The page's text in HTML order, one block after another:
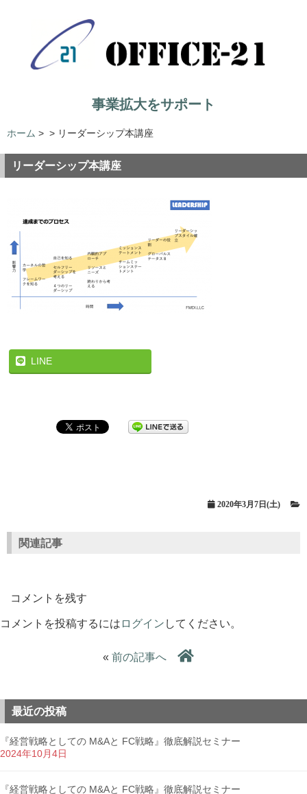
事業拡大をサポート
ホーム > > リーダーシップ本講座
リーダーシップ本講座
LINE
2020年3月7日(土)
関連記事
コメントを残す
コメントを投稿するには ログイン してください。
« 前の記事へ
最近の投稿
『経営戦略としての M&Aと FC戦略』徹底解説セミナー
2024年10月4日
『経営戦略としての M&Aと FC戦略』徹底解説セミナー